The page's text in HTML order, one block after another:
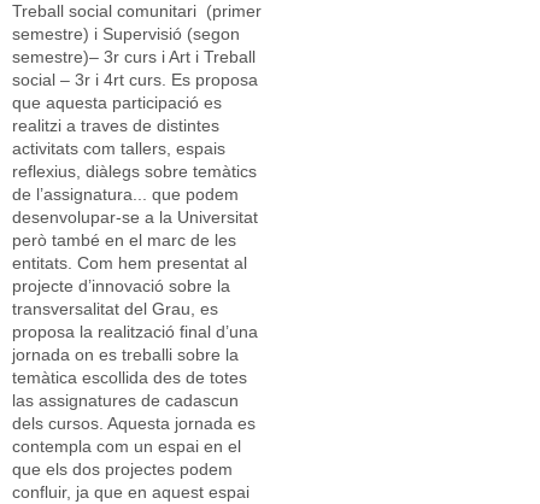
Treball social comunitari (primer
semestre) i Supervisió (segon
semestre)– 3r curs i Art i Treball
social – 3r i 4rt curs. Es proposa
que aquesta participació es
realitzi a traves de distintes
activitats com tallers, espais
reflexius, diàlegs sobre temàtics
de l’assignatura... que podem
desenvolupar-se a la Universitat
però també en el marc de les
entitats. Com hem presentat al
projecte d’innovació sobre la
transversalitat del Grau, es
proposa la realització final d’una
jornada on es treballi sobre la
temàtica escollida des de totes
las assignatures de cadascun
dels cursos. Aquesta jornada es
contempla com un espai en el
que els dos projectes podem
confluir, ja que en aquest espai